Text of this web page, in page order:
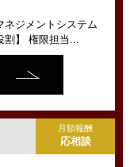
ネジメントシステム
割】 権限担当...
月額報酬
応相談